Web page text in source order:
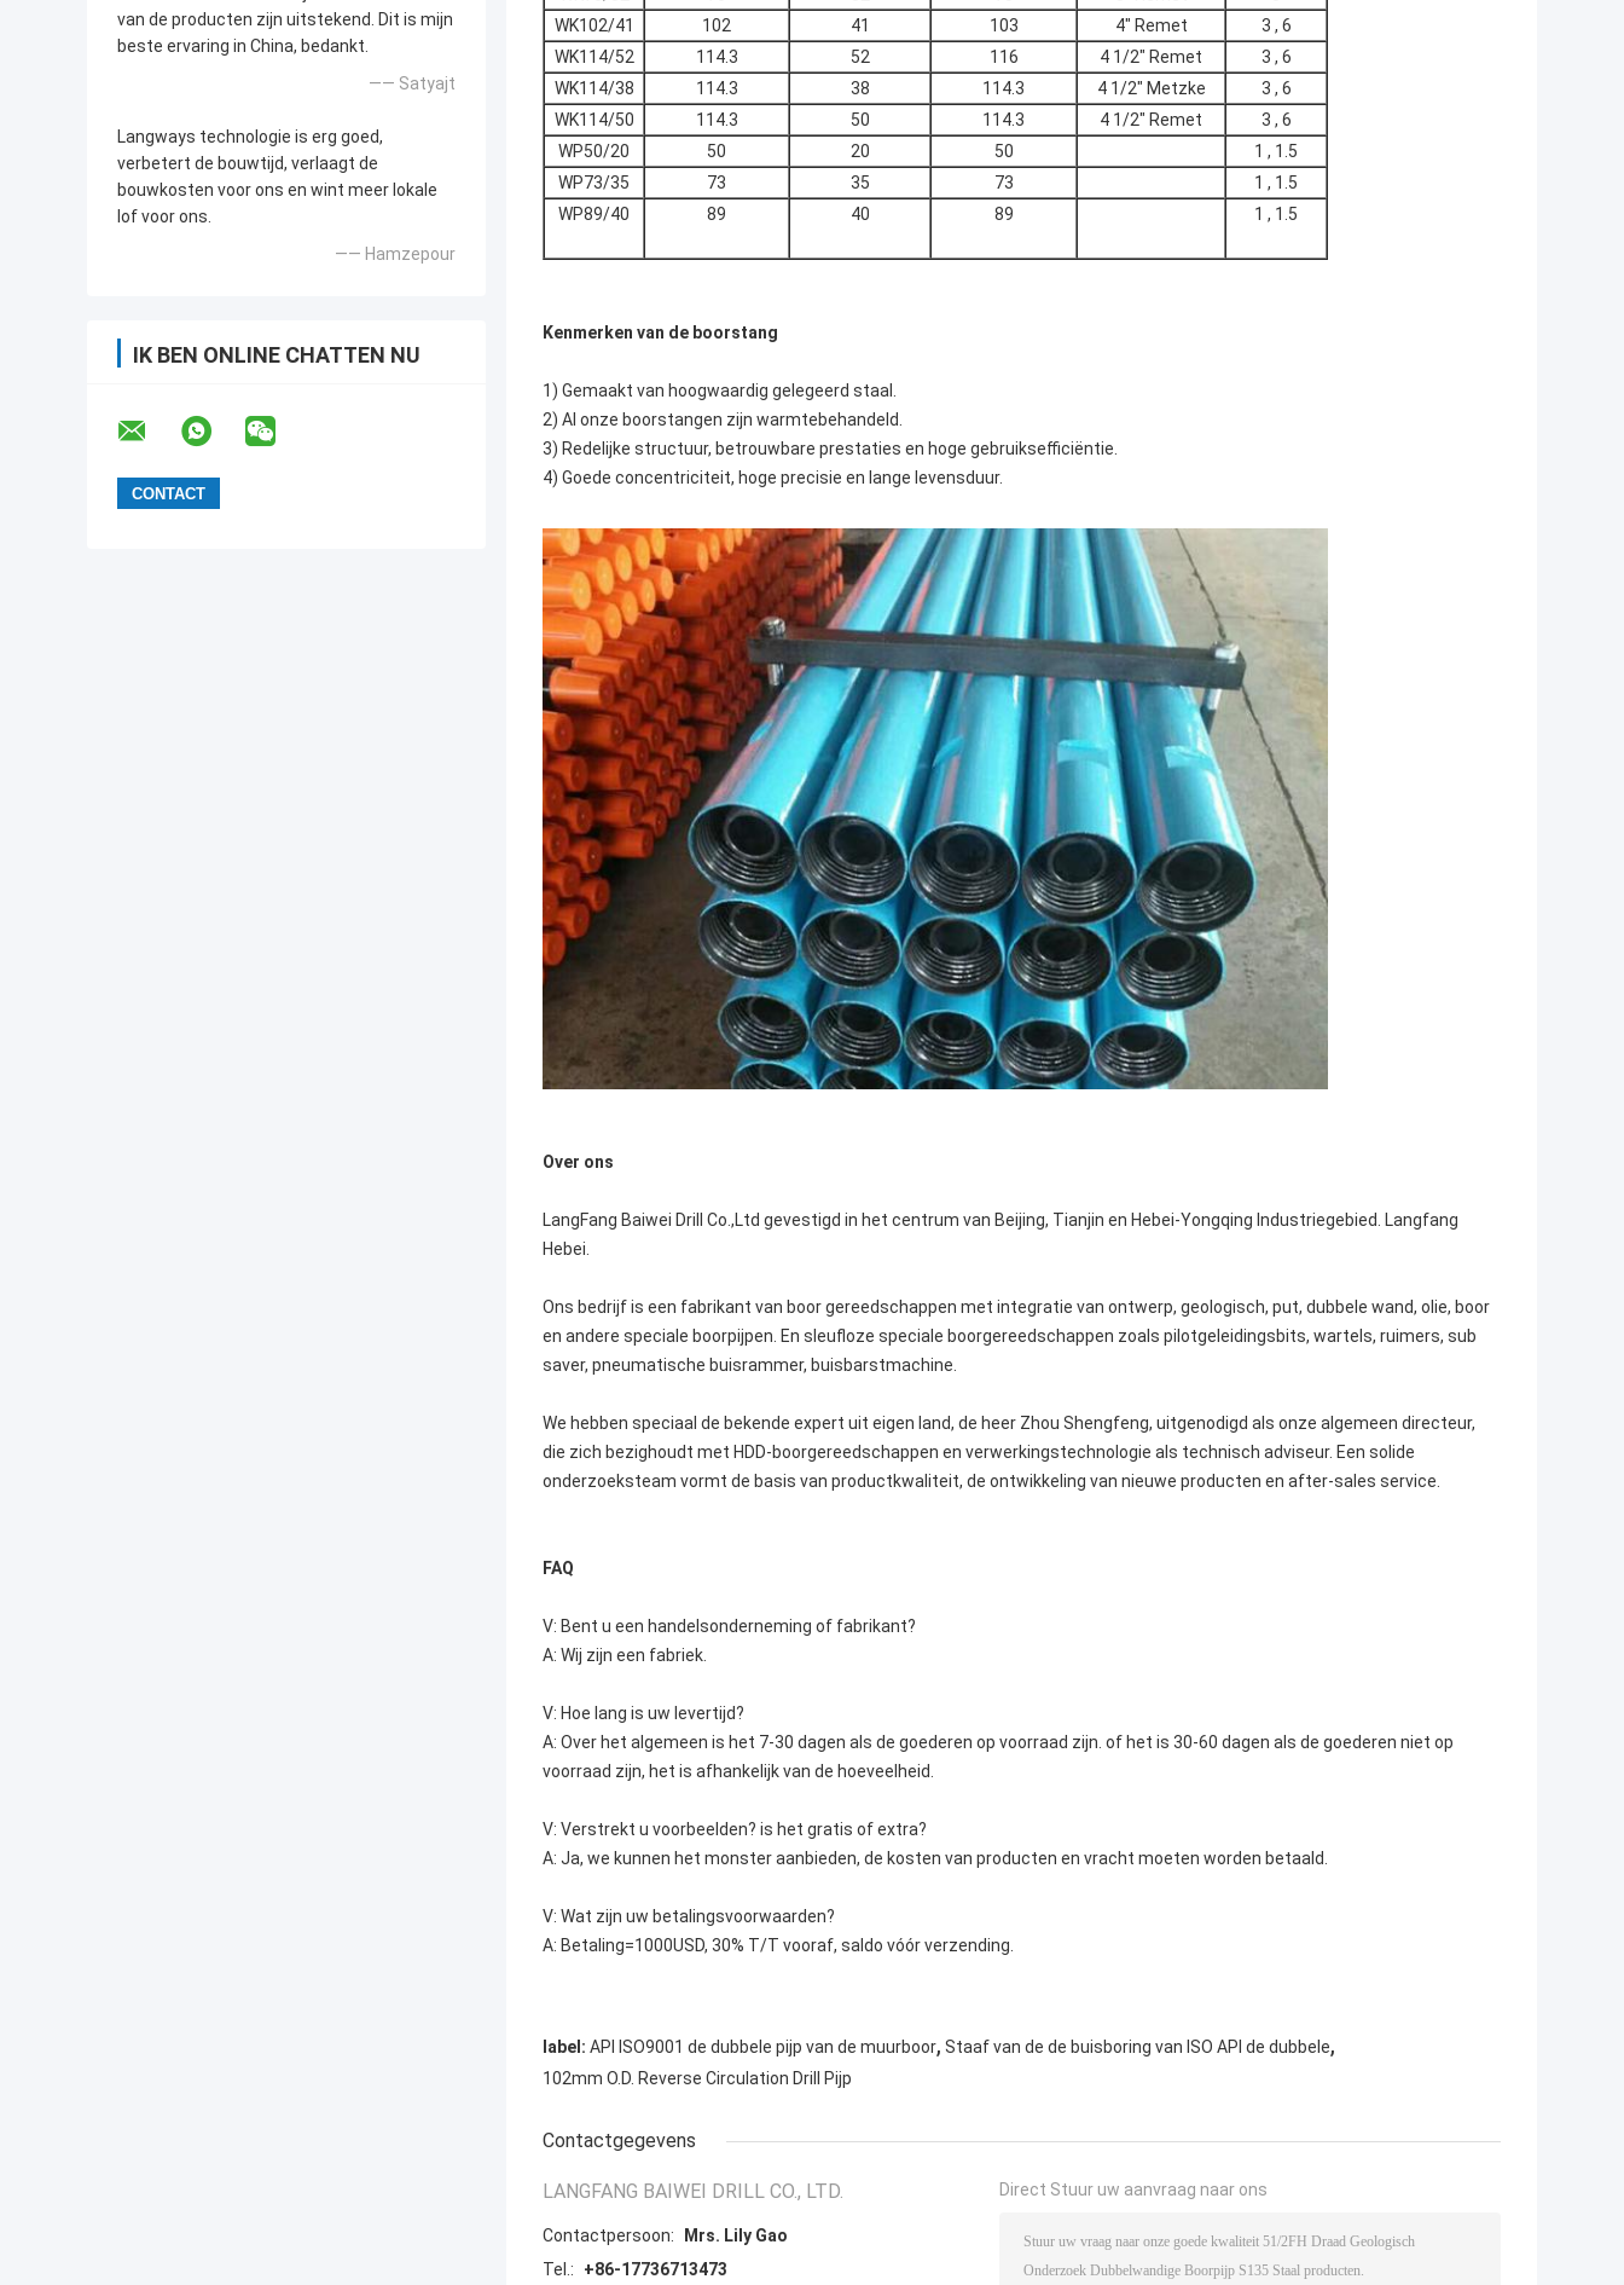
van de producten zijn uitstekend. Dit is mijn
beste ervaring in China, bedankt.
—— Satyajt
Langways technologie is erg goed,
verbetert de bouwtijd, verlaagt de
bouwkosten voor ons en wint meer lokale
lof voor ons.
—— Hamzepour
IK BEN ONLINE CHATTEN NU
WK102/41
102 41 103 4" Remet
3 , 6
WK114/52
114.3 52 116 4 1/2" Remet
3 , 6
WK114/38
114.3 38 114.3 4 1/2" Metzke
3 , 6
WK114/50
114.3 50 114.3 4 1/2" Remet
3 , 6
WP50/20
50 20 50
1 , 1.5
WP73/35
73 35 73
1 , 1.5
WP89/40
89 40 89 1 , 1.5
Kenmerken van de boorstang
1) Gemaakt van hoogwaardig gelegeerd staal.
2) Al onze boorstangen zijn warmtebehandeld.
3) Redelijke structuur, betrouwbare prestaties en hoge gebruiksefficiëntie.
4) Goede concentriciteit, hoge precisie en lange levensduur.
Over ons
LangFang Baiwei Drill Co.,Ltd gevestigd in het centrum van Beijing, Tianjin en Hebei-Yongqing Industriegebied. Langfang
Hebei.
Ons bedrijf is een fabrikant van boor gereedschappen met integratie van ontwerp, geologisch, put, dubbele wand, olie, boor
en andere speciale boorpijpen. En sleufloze speciale boorgereedschappen zoals pilotgeleidingsbits, wartels, ruimers, sub
saver, pneumatische buisrammer, buisbarstmachine.
We hebben speciaal de bekende expert uit eigen land, de heer Zhou Shengfeng, uitgenodigd als onze algemeen directeur,
die zich bezighoudt met HDD-boorgereedschappen en verwerkingstechnologie als technisch adviseur. Een solide
onderzoeksteam vormt de basis van productkwaliteit, de ontwikkeling van nieuwe producten en after-sales service.
FAQ
V: Bent u een handelsonderneming of fabrikant?
A: Wij zijn een fabriek.
V: Hoe lang is uw levertijd?
A: Over het algemeen is het 7-30 dagen als de goederen op voorraad zijn. of het is 30-60 dagen als de goederen niet op
voorraad zijn, het is afhankelijk van de hoeveelheid.
V: Verstrekt u voorbeelden? is het gratis of extra?
A: Ja, we kunnen het monster aanbieden, de kosten van producten en vracht moeten worden betaald.
V: Wat zijn uw betalingsvoorwaarden?
A: Betaling=1000USD, 30% T/T vooraf, saldo vóór verzending.
label: API ISO9001 de dubbele pijp van de muurboor, Staaf van de de buisboring van ISO API de dubbele,
102mm O.D. Reverse Circulation Drill Pijp
Contactgegevens
LANGFANG BAIWEI DRILL CO., LTD.
Contactpersoon:
Mrs. Lily Gao
Tel.:
+86-17736713473
Direct Stuur uw aanvraag naar ons